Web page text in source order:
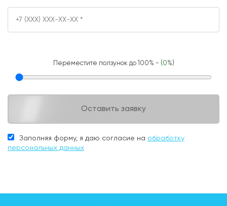
Переместите ползунок до 100% - (0%)
Оставить заявку
Заполняя форму, я даю согласие на обработку
персональных данных